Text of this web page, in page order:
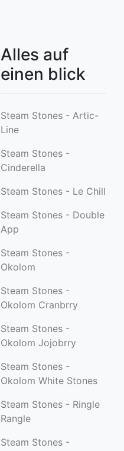
Alles auf
einen blick
Steam Stones - Artic-
Line
Steam Stones -
Cinderella
Steam Stones - Le Chill
Steam Stones - Double
App
Steam Stones -
Okolom
Steam Stones -
Okolom Cranbrry
Steam Stones -
Okolom Jojobrry
Steam Stones -
Okolom White Stones
Steam Stones - Ringle
Rangle
Steam Stones -